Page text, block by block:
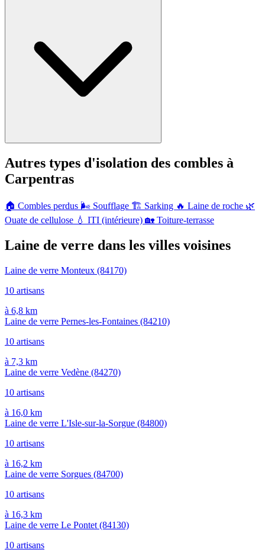
Autres types d'isolation des combles à
Carpentras
🏠 Combles perdus 🌬️ Soufflage 🏗️ Sarking 🔥 Laine de roche 🌿
Ouate de cellulose 💧 ITI (intérieure) 🏡 Toiture-terrasse
Laine de verre dans les villes voisines
Laine de verre Monteux (84170)
10 artisans
à 6,8 km
Laine de verre Pernes-les-Fontaines (84210)
10 artisans
à 7,3 km
Laine de verre Vedène (84270)
10 artisans
à 16,0 km
Laine de verre L'Isle-sur-la-Sorgue (84800)
10 artisans
à 16,2 km
Laine de verre Sorgues (84700)
10 artisans
à 16,3 km
Laine de verre Le Pontet (84130)
10 artisans